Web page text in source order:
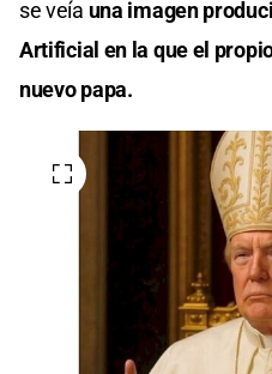
se veía una imagen
Artificial en la que el
nuevo papa.